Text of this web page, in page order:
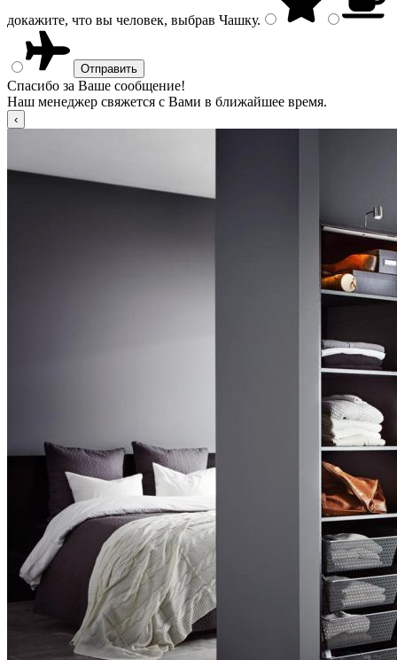
докажите, что вы человек, выбрав Чашку.
Спасибо за Ваше сообщение!
Наш менеджер свяжется с Вами в ближайшее время.